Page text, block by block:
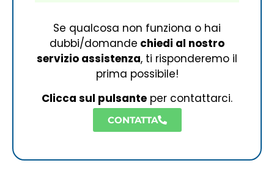
Se qualcosa non funziona o hai
dubbi/domande chiedi al nostro
servizio assistenza, ti risponderemo il
prima possibile!
Clicca sul pulsante per contattarci.
CONTATTA